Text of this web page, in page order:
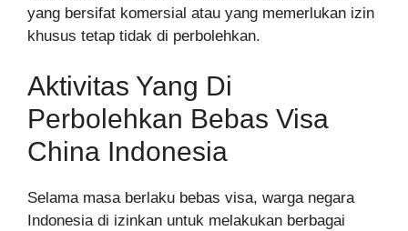
yang bersifat komersial atau yang memerlukan izin
khusus tetap tidak di perbolehkan.
Aktivitas Yang Di
Perbolehkan Bebas Visa
China Indonesia
Selama masa berlaku bebas visa, warga negara
Indonesia di izinkan untuk melakukan berbagai